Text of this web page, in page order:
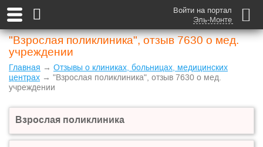
Войти на портал
Эль-Монте
"Взрослая поликлиника", отзыв 7630 о мед.
учреждении
Главная → Отзывы о клиниках, больницах, медицинских
центрах → "Взрослая поликлиника", отзыв 7630 о мед.
учреждении
Взрослая поликлиника